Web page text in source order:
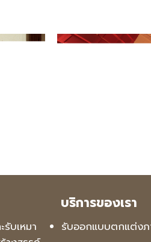
บเหมา
บริการของเรา
รับออกแบบตกแต่งภ